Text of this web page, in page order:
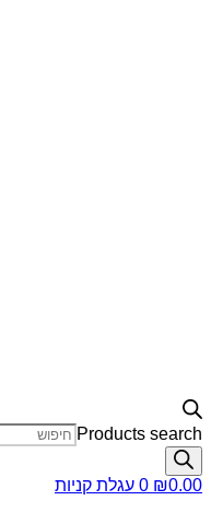
Products search
₪0.00
0 עגלת קניות